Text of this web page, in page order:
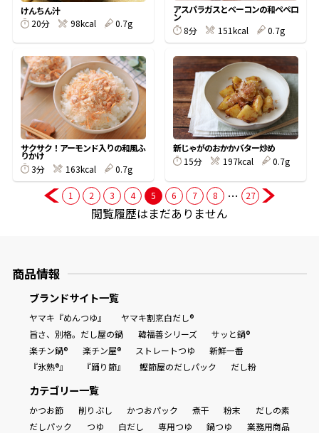
新鮮一番
氷熟®︎
だしパック
けんちん汁
20分
98kcal 0.7g
アスパラガスとベーコンの和ペペロ
ン
8分
151kcal 0.7g
サクサク！アーモンド入りの和風ふ
りかけ
3分
163kcal 0.7g
新じゃがのおかかバター炒め
15分
197kcal 0.7g
1 2 3 4 5 6 7 8 … 27
閲覧履歴はまだありません
商品情報
ブランドサイト一覧
ヤマキ『めんつゆ』
ヤマキ割烹白だし®
旨さ、別格。だし屋の鍋
韓福善シリーズ
サッと鍋®
楽チン鍋®
楽チン屋® ストレートつゆ
新鮮一番
『氷熟®』
『踊り節』 鰹節屋のだしパック だし粉
カテゴリー一覧
かつお節 削りぶし かつおパック 煮干 粉末
だしの素
だしパック
つゆ 白だし 専用つゆ 鍋つゆ 業務用商品